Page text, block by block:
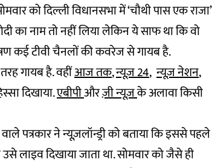
को दिल्ली विधानसभा में ‘चौथी पास एक राजा’
का नाम तो नहीं लिया लेकिन ये साफ था कि वो
कई टीवी चैनलों की कवरेज से गायब है.
गायब है. वहींआज तक,न्यूज़ 24,न्यूज़ नेशन,
दिखाया.एबीपीऔरज़ी न्यूज़के अलावा किसी
पत्रकार ने न्यूज़लॉन्ड्री को बताया कि इससे पहले
लाइव दिखाया जाता था. सोमवार को जैसे ही